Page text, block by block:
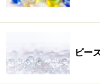
その場合、耐水性
がれてくるかもし
よりきれいに塗れ
が付くといけない
ビー